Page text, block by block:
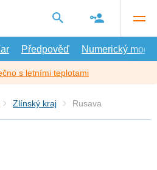
Předpověď Numerický model
s letními teplotami
Zlínský kraj Rusava